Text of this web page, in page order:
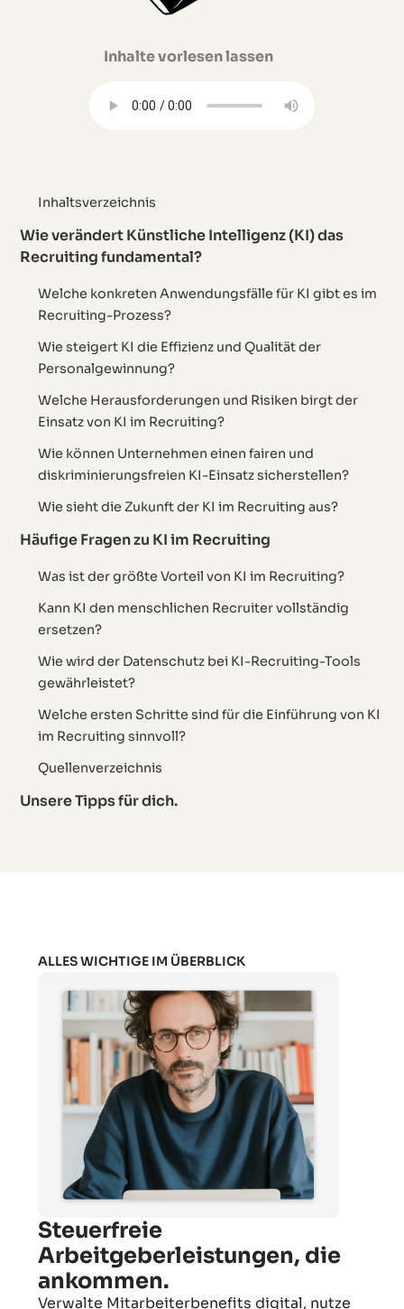
Inhalte vorlesen lassen
Inhaltsverzeichnis
Wie verändert Künstliche Intelligenz (KI) das
Recruiting fundamental?
Welche konkreten Anwendungsfälle für KI gibt es im
Recruiting-Prozess?
Wie steigert KI die Effizienz und Qualität der
Personalgewinnung?
Welche Herausforderungen und Risiken birgt der
Einsatz von KI im Recruiting?
Wie können Unternehmen einen fairen und
diskriminierungsfreien KI-Einsatz sicherstellen?
Wie sieht die Zukunft der KI im Recruiting aus?
Häufige Fragen zu KI im Recruiting
Was ist der größte Vorteil von KI im Recruiting?
Kann KI den menschlichen Recruiter vollständig
ersetzen?
Wie wird der Datenschutz bei KI-Recruiting-Tools
gewährleistet?
Welche ersten Schritte sind für die Einführung von KI
im Recruiting sinnvoll?
Quellenverzeichnis
Unsere Tipps für dich.
ALLES WICHTIGE IM ÜBERBLICK
Steuerfreie
Arbeitgeberleistungen, die
ankommen.
Verwalte Mitarbeiterbenefits digital, nutze